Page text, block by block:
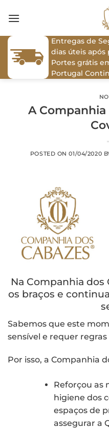
Entregas de
dias úteis
Portes grátis
Portugal
A Companhia
POSTED ON01/04/2020
Na Companhia dos
os braços e
Sabemos que este
sensível e requer
Por isso, a Companhia
Reforçou as
higiene dos
espaços de
assegurar a